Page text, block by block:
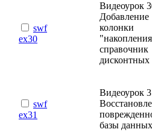
swf
ex30
Видеоурок
Добавление
колонки
справочник
дисконтных
swf
ex31
Видеоурок
базы данных